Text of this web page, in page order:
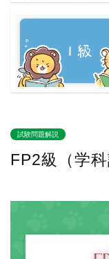
試験問題解説
FP2級（学